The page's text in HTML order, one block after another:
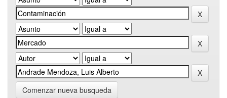
Comenzar nueva busqueda